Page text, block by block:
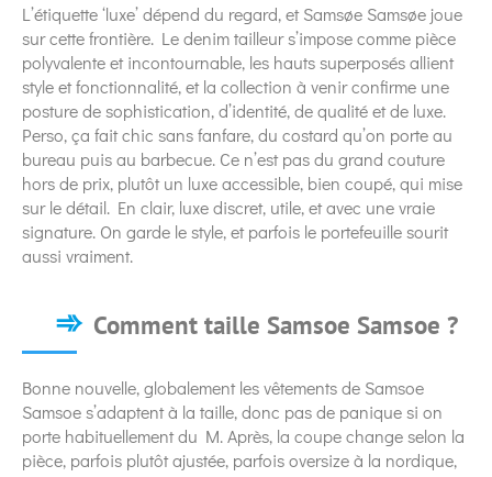
L’étiquette ‘luxe’ dépend du regard, et Samsøe Samsøe joue
sur cette frontière. Le denim tailleur s’impose comme pièce
polyvalente et incontournable, les hauts superposés allient
style et fonctionnalité, et la collection à venir confirme une
posture de sophistication, d’identité, de qualité et de luxe.
Perso, ça fait chic sans fanfare, du costard qu’on porte au
bureau puis au barbecue. Ce n’est pas du grand couture
hors de prix, plutôt un luxe accessible, bien coupé, qui mise
sur le détail. En clair, luxe discret, utile, et avec une vraie
signature. On garde le style, et parfois le portefeuille sourit
aussi vraiment.
Comment taille Samsoe Samsoe ?
Bonne nouvelle, globalement les vêtements de Samsoe
Samsoe s’adaptent à la taille, donc pas de panique si on
porte habituellement du M. Après, la coupe change selon la
pièce, parfois plutôt ajustée, parfois oversize à la nordique,